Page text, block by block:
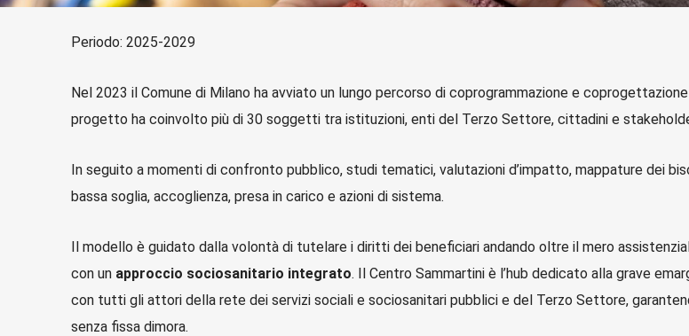
Periodo: 2025-2029
Nel 2023 il Comune di Milano ha avviato un lungo percorso di coprogrammazione e
progetto ha coinvolto più di 30 soggetti tra istituzioni, enti del Terzo Settore, cittadini e
In seguito a momenti di confronto pubblico, studi tematici, valutazioni d’impatto, mappature dei
bassa soglia, accoglienza, presa in carico e azioni di sistema.
Il modello è guidato dalla volontà di tutelare i diritti dei beneficiari andando oltre il mero
con un approccio sociosanitario integrato. Il Centro Sammartini è l’hub dedicato alla grave
con tutti gli attori della rete dei servizi sociali e sociosanitari pubblici e del Terzo Settore,
senza fissa dimora.